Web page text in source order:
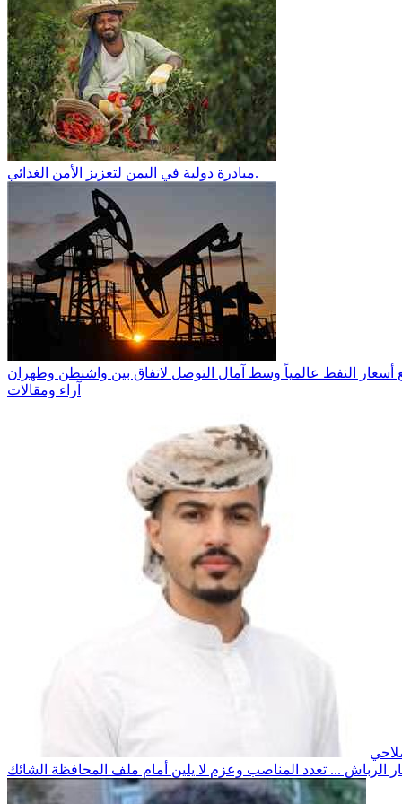
مبادرة دولية في اليمن لتعزيز الأمن الغذائي.
آراء ومقالات
الرباش ... تعدد المناصب وعزم لا يلين أمام ملف المحافظة الشائك